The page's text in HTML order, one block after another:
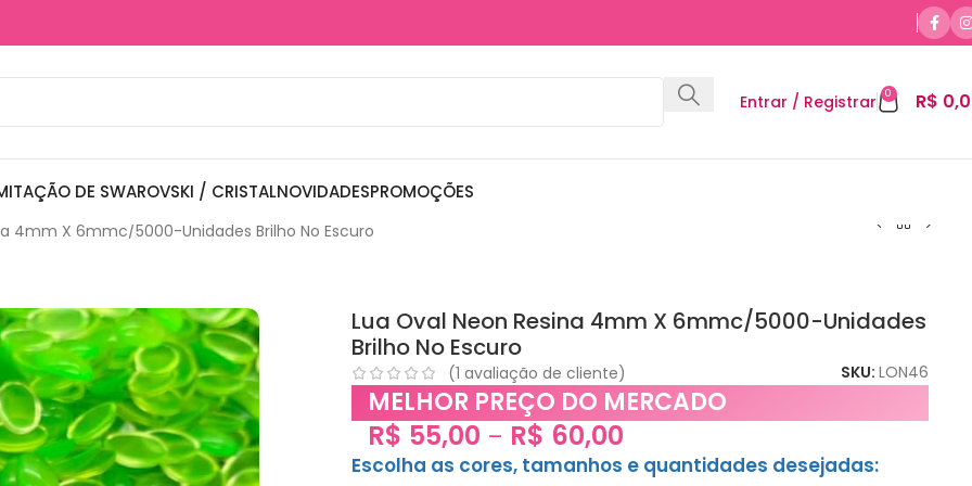
Entrar / Registrar 0 R$
DE SWAROVSKI / CRISTALNOVIDADESPROMOÇÕES
4mm X 6mmc/5000-Unidades Brilho No Escuro
Lua Oval Neon Resina 4mm X 6mmc/5000-Unidades
Brilho No Escuro
(1 avaliação de cliente) SKU: LON46
MELHOR PREÇO DO MERCADO
R$ 55,00 – R$ 60,00
Escolha as cores, tamanhos e quantidades desejadas: